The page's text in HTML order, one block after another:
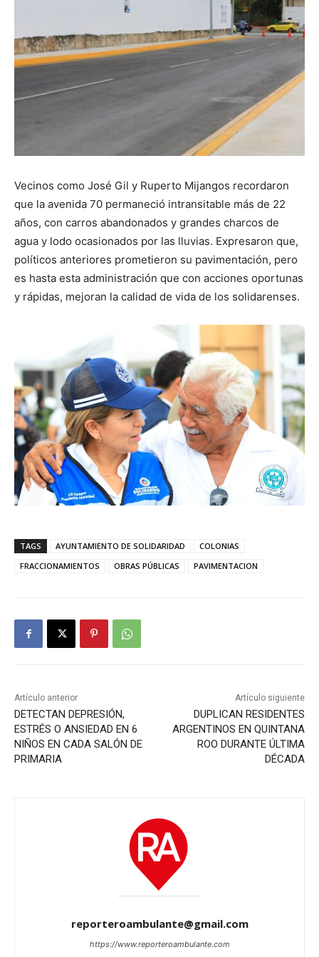
Vecinos como José Gil y Ruperto Mijangos recordaron
que la avenida 70 permaneció intransitable más de 22
años, con carros abandonados y grandes charcos de
agua y lodo ocasionados por las lluvias. Expresaron que,
políticos anteriores prometieron su pavimentación, pero
es hasta esta administración que con acciones oportunas
y rápidas, mejoran la calidad de vida de los solidarenses.
TAGS AYUNTAMIENTO DE SOLIDARIDAD
COLONIAS
FRACCIONAMIENTOS
OBRAS PÚBLICAS PAVIMENTACION
Artículo anterior
DETECTAN DEPRESIÓN,
ESTRÉS O ANSIEDAD EN 6
NIÑOS EN CADA SALÓN DE
PRIMARIA
Artículo siguiente
DUPLICAN RESIDENTES
ARGENTINOS EN QUINTANA
ROO DURANTE ÚLTIMA
DÉCADA
reporteroambulante@gmail.com
https://www.reporteroambulante.com